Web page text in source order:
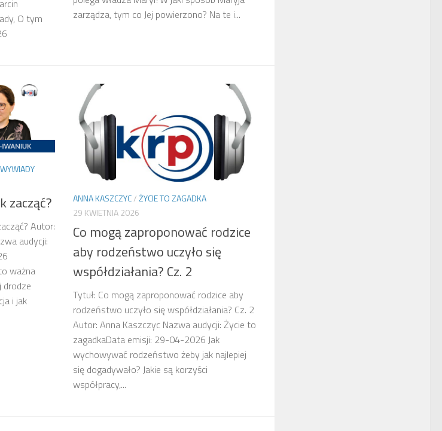
O tym
zarządza, tym co Jej powierzono? Na te i...
WYWIADY
zacząć?
Autor:
audycji:
ważna
drodze
i jak
ANNA KASZCZYC/ŻYCIE TO ZAGADKA
29 KWIETNIA 2026
Co mogą zaproponować rodzice
aby rodzeństwo uczyło się
współdziałania? Cz. 2
Tytuł: Co mogą zaproponować rodzice aby
rodzeństwo uczyło się współdziałania? Cz. 2
Autor: Anna Kaszczyc Nazwa audycji: Życie to
zagadkaData emisji: 29-04-2026 Jak
wychowywać rodzeństwo żeby jak najlepiej
się dogadywało? Jakie są korzyści
współpracy,...